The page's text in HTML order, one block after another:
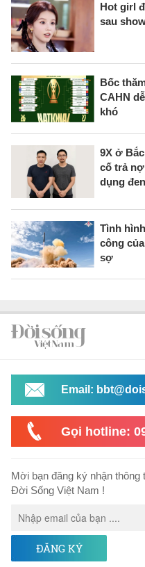
Hot girl
sau
Bốc
CAHN
khó
9X ở
cố trả
dụng
Tình
công
sợ
Email:
Gọi hotline:
Mời bạn đăng ký nhận thông
Đời Sống Việt Nam !
ĐĂNG KÝ